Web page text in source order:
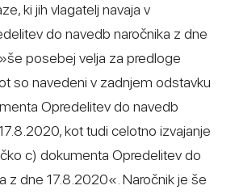
ki jih vlagatelj navaja v
do navedb naročnika z dne
posebej velja za predloge
so navedeni v zadnjem odstavku
Opredelitev do navedb
kot tudi celotno izvajanje
c) dokumenta Opredelitev do
z dne 17.8.2020«. Naročnik je še